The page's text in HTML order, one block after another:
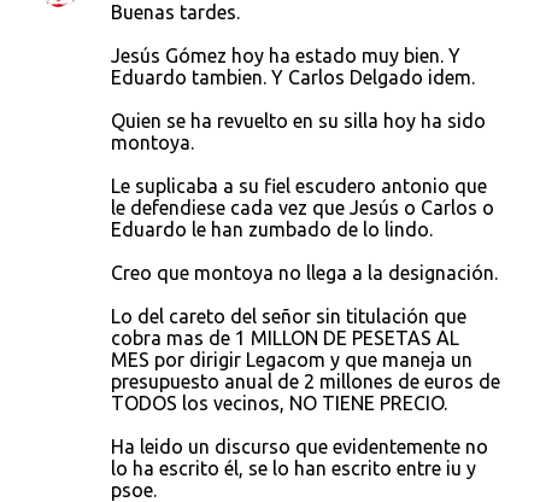
Buenas tardes.
Jesús Gómez hoy ha estado muy bien. Y
Eduardo tambien. Y Carlos Delgado idem.
Quien se ha revuelto en su silla hoy ha sido
montoya.
Le suplicaba a su fiel escudero antonio que
le defendiese cada vez que Jesús o Carlos o
Eduardo le han zumbado de lo lindo.
Creo que montoya no llega a la designación.
Lo del careto del señor sin titulación que
cobra mas de 1 MILLON DE PESETAS AL
MES por dirigir Legacom y que maneja un
presupuesto anual de 2 millones de euros de
TODOS los vecinos, NO TIENE PRECIO.
Ha leido un discurso que evidentemente no
lo ha escrito él, se lo han escrito entre iu y
psoe.